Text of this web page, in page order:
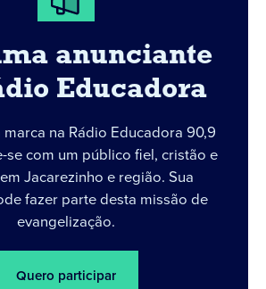
anunciante
Educadora
na Rádio Educadora 90,9
se com um público fiel, cristão e
Jacarezinho e região. Sua
fazer parte desta missão de
evangelização.
Quero participar